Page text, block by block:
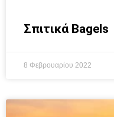
Σπιτικά Bagels
8 Φεβρουαρίου 2022